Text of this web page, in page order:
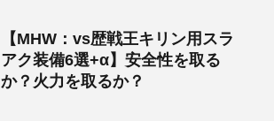
【MHW：vs歴戦王キリン用スラ
アク装備6選+α】安全性を取る
か？火力を取るか？